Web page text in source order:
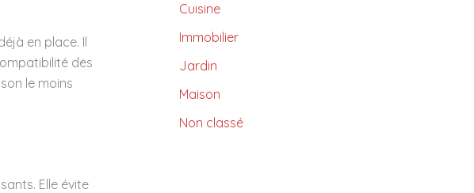
en place. Il
des
le moins
Elle évite
Cuisine
Immobilier
Jardin
Maison
Non classé